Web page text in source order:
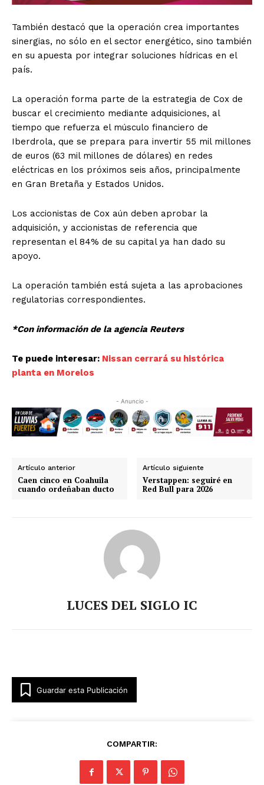
También destacó que la operación crea importantes
sinergias, no sólo en el sector energético, sino también
en su apuesta por integrar soluciones hídricas en el
país.
La operación forma parte de la estrategia de Cox de
buscar el crecimiento mediante adquisiciones, al
tiempo que refuerza el músculo financiero de
Iberdrola, que se prepara para invertir 55 mil millones
de euros (63 mil millones de dólares) en redes
eléctricas en los próximos seis años, principalmente
en Gran Bretaña y Estados Unidos.
Los accionistas de Cox aún deben aprobar la
adquisición, y accionistas de referencia que
representan el 84% de su capital ya han dado su
apoyo.
La operación también está sujeta a las aprobaciones
regulatorias correspondientes.
*Con información de la agencia Reuters
Te puede interesar: Nissan cerrará su histórica
planta en Morelos
- Anuncio -
Artículo anterior
Caen cinco en Coahuila
cuando ordeñaban ducto
Artículo siguiente
Verstappen: seguiré en
Red Bull para 2026
LUCES DEL SIGLO IC
Guardar esta Publicación
COMPARTIR: